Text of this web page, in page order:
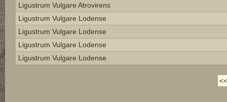
Ligustrum Vulgare Atrovirens
Ligustrum Vulgare Lodense
Ligustrum Vulgare Lodense
Ligustrum Vulgare Lodense
Ligustrum Vulgare Lodense
<<